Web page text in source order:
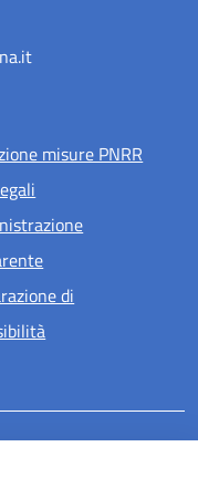
misure PNRR
di